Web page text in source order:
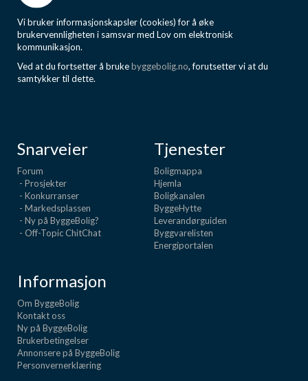
Vi bruker informasjonskapsler (cookies) for å øke
brukervennligheten i samsvar med Lov om elektronisk
kommunikasjon.
Ved at du fortsetter å brukebyggebolig.no, forutsetter vi at du
samtykker til dette.
Snarveier
Forum
- Prosjekter
- Konkurranser
- Markedsplassen
- Ny på ByggeBolig?
- Off-Topic ChitChat
Tjenester
Boligmappa
Hjemla
Boligkanalen
ByggeHytte
Leverandørguiden
Byggvarelisten
Energiportalen
Informasjon
Om ByggeBolig
Kontakt oss
Ny på ByggeBolig
Brukerbetingelser
Annonsere på ByggeBolig
Personvernerklæring